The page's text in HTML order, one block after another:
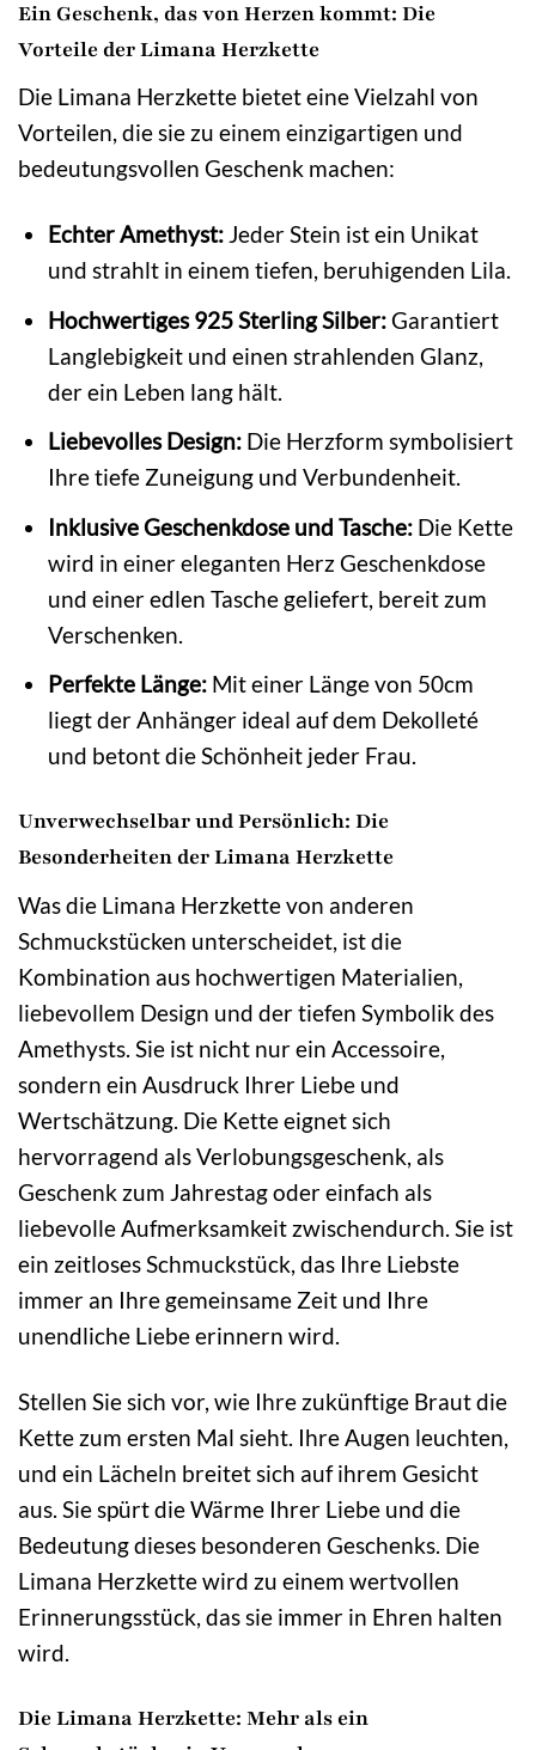
Ein Geschenk, das von Herzen kommt: Die
Vorteile der Limana Herzkette
Die Limana Herzkette bietet eine Vielzahl von
Vorteilen, die sie zu einem einzigartigen und
bedeutungsvollen Geschenk machen:
Echter Amethyst:Jeder Stein ist ein Unikat
und strahlt in einem tiefen, beruhigenden Lila.
Hochwertiges 925 Sterling Silber:Garantiert
Langlebigkeit und einen strahlenden Glanz,
der ein Leben lang hält.
Liebevolles Design:Die Herzform symbolisiert
Ihre tiefe Zuneigung und Verbundenheit.
Inklusive Geschenkdose und Tasche:Die Kette
wird in einer eleganten Herz Geschenkdose
und einer edlen Tasche geliefert, bereit zum
Verschenken.
Perfekte Länge:Mit einer Länge von 50cm
liegt der Anhänger ideal auf dem Dekolleté
und betont die Schönheit jeder Frau.
Unverwechselbar und Persönlich: Die
Besonderheiten der Limana Herzkette
Was die Limana Herzkette von anderen
Schmuckstücken unterscheidet, ist die
Kombination aus hochwertigen Materialien,
liebevollem Design und der tiefen Symbolik des
Amethysts. Sie ist nicht nur ein Accessoire,
sondern ein Ausdruck Ihrer Liebe und
Wertschätzung. Die Kette eignet sich
hervorragend als Verlobungsgeschenk, als
Geschenk zum Jahrestag oder einfach als
liebevolle Aufmerksamkeit zwischendurch. Sie ist
ein zeitloses Schmuckstück, das Ihre Liebste
immer an Ihre gemeinsame Zeit und Ihre
unendliche Liebe erinnern wird.
Stellen Sie sich vor, wie Ihre zukünftige Braut die
Kette zum ersten Mal sieht. Ihre Augen leuchten,
und ein Lächeln breitet sich auf ihrem Gesicht
aus. Sie spürt die Wärme Ihrer Liebe und die
Bedeutung dieses besonderen Geschenks. Die
Limana Herzkette wird zu einem wertvollen
Erinnerungsstück, das sie immer in Ehren halten
wird.
Die Limana Herzkette: Mehr als ein